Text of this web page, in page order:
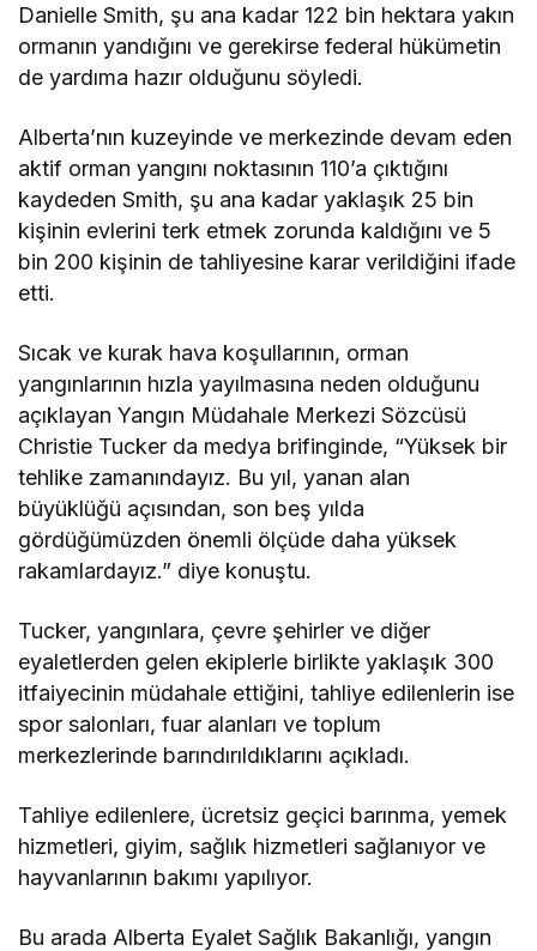
Danielle Smith, şu ana kadar 122 bin hektara yakın
ormanın yandığını ve gerekirse federal hükümetin
de yardıma hazır olduğunu söyledi.
Alberta’nın kuzeyinde ve merkezinde devam eden
aktif orman yangını noktasının 110’a çıktığını
kaydeden Smith, şu ana kadar yaklaşık 25 bin
kişinin evlerini terk etmek zorunda kaldığını ve 5
bin 200 kişinin de tahliyesine karar verildiğini ifade
etti.
Sıcak ve kurak hava koşullarının, orman
yangınlarının hızla yayılmasına neden olduğunu
açıklayan Yangın Müdahale Merkezi Sözcüsü
Christie Tucker da medya brifinginde, “Yüksek bir
tehlike zamanındayız. Bu yıl, yanan alan
büyüklüğü açısından, son beş yılda
gördüğümüzden önemli ölçüde daha yüksek
rakamlardayız.” diye konuştu.
Tucker, yangınlara, çevre şehirler ve diğer
eyaletlerden gelen ekiplerle birlikte yaklaşık 300
itfaiyecinin müdahale ettiğini, tahliye edilenlerin ise
spor salonları, fuar alanları ve toplum
merkezlerinde barındırıldıklarını açıkladı.
Tahliye edilenlere, ücretsiz geçici barınma, yemek
hizmetleri, giyim, sağlık hizmetleri sağlanıyor ve
hayvanlarının bakımı yapılıyor.
Bu arada Alberta Eyalet Sağlık Bakanlığı, yangın